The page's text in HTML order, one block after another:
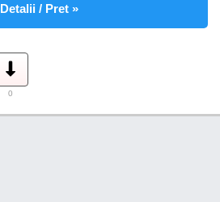
Detalii / Pret »
0